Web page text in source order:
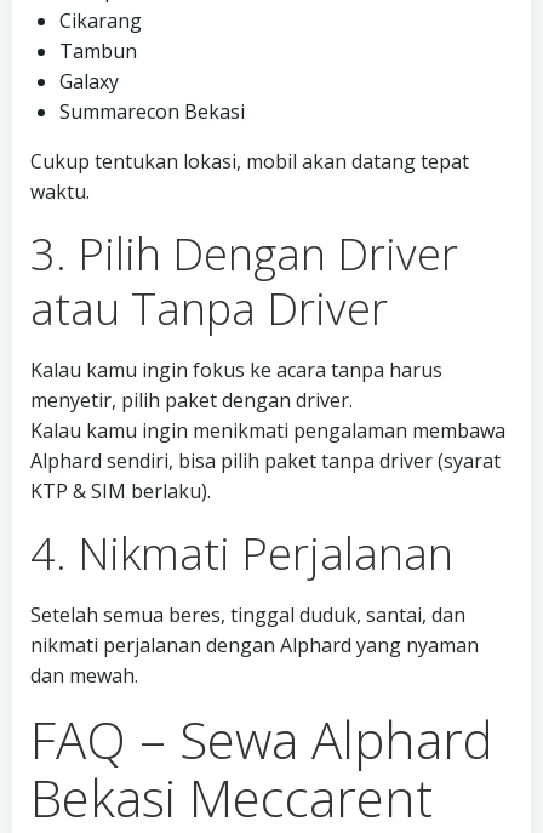
Cikarang
Tambun
Galaxy
Summarecon Bekasi
Cukup tentukan lokasi, mobil akan datang tepat
waktu.
3. Pilih Dengan Driver
atau Tanpa Driver
Kalau kamu ingin fokus ke acara tanpa harus
menyetir, pilih paket dengan driver.
Kalau kamu ingin menikmati pengalaman membawa
Alphard sendiri, bisa pilih paket tanpa driver (syarat
KTP & SIM berlaku).
4. Nikmati Perjalanan
Setelah semua beres, tinggal duduk, santai, dan
nikmati perjalanan dengan Alphard yang nyaman
dan mewah.
FAQ – Sewa Alphard
Bekasi Meccarent